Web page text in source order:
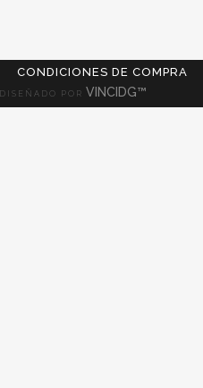
CONDICIONES DE COMPRA
DISEÑADO POR VINCIDG™